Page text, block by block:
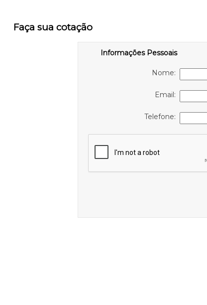
Faça sua cotação
Informações Pessoais
Nome:
Email:
Telefone: